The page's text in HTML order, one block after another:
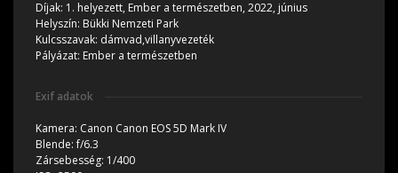
Díjak: 1. helyezett, Ember a természetben, 2022, június
Helyszín: Bükki Nemzeti Park
Kulcsszavak: dámvad,villanyvezeték
Pályázat: Ember a természetben
Exif adatok
Kamera: Canon Canon EOS 5D Mark IV
Blende:f/6.3
Zársebesség: 1/400